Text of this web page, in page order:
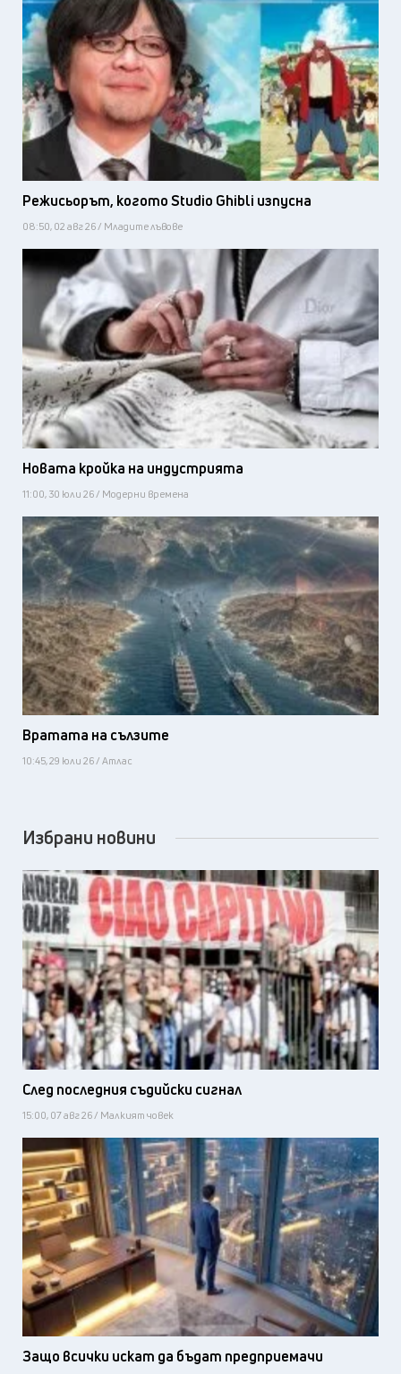
Режисьорът, когото Studio Ghibli изпусна
08:50, 02 авг 26 / Младите лъвове
Новата кройка на индустрията
11:00, 30 юли 26 / Модерни времена
Вратата на сълзите
10:45, 29 юли 26 / Атлас
Избрани новини
След последния съдийски сигнал
15:00, 07 авг 26 / Малкият човек
Защо всички искат да бъдат предприемачи